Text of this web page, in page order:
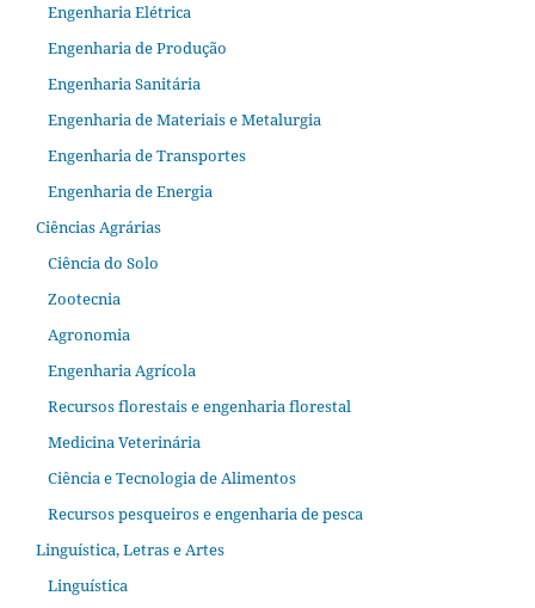
Engenharia Elétrica
Engenharia de Produção
Engenharia Sanitária
Engenharia de Materiais e Metalurgia
Engenharia de Transportes
Engenharia de Energia
Ciências Agrárias
Ciência do Solo
Zootecnia
Agronomia
Engenharia Agrícola
Recursos florestais e engenharia florestal
Medicina Veterinária
Ciência e Tecnologia de Alimentos
Recursos pesqueiros e engenharia de pesca
Linguística, Letras e Artes
Linguística